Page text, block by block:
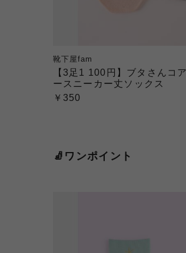
靴下屋fam
【3足1 100円】ブタさんコ
ースニーカー丈ソックス
￥350
🧦ワンポイント